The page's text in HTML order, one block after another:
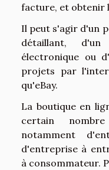
facture, et obtenir
Il peut s'agir d'un
détaillant,
électronique ou
projets par
qu'eBay.
La boutique en
certain
notamment
d'entreprise à
à consommateur.